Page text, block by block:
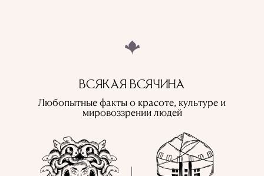
ВСЯКАЯ ВСЯЧИНА
Любопытные факты о красоте, культуре и
мировоззрении людей